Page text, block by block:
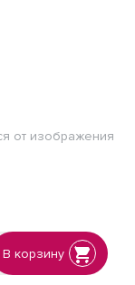
от изображения
В корзину